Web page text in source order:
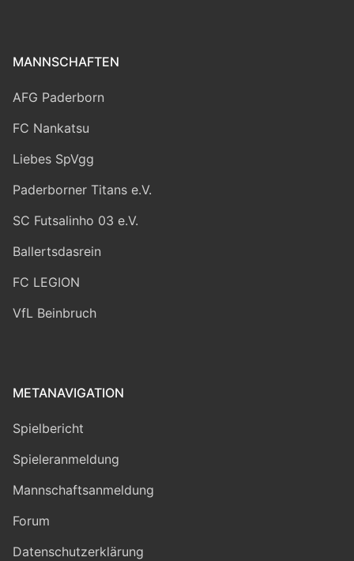
MANNSCHAFTEN
AFG Paderborn
FC Nankatsu
Liebes SpVgg
Paderborner Titans e.V.
SC Futsalinho 03 e.V.
Ballertsdasrein
FC LEGION
VfL Beinbruch
METANAVIGATION
Spielbericht
Spieleranmeldung
Mannschaftsanmeldung
Forum
Datenschutzerklärung